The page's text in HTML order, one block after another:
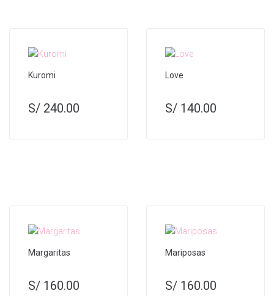
Kuromi
S/ 240.00
Love
S/ 140.00
Margaritas
S/ 160.00
Mariposas
S/ 160.00